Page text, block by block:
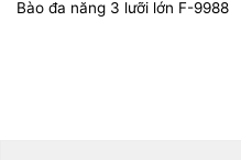
Bào đa năng 3 lưỡi lớn F-9988